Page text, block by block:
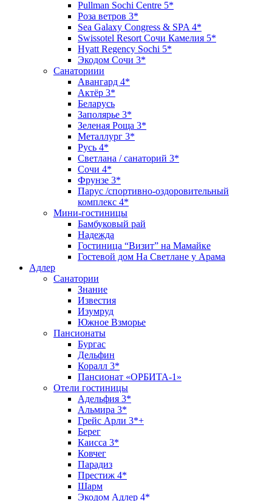
Pullman Sochi Сеntre 5*
Роза ветров 3*
Sea Galaxy Congress & SPA 4*
Swissotel Resort Сочи Камелия 5*
Hyatt Regency Sochi 5*
Экодом Сочи 3*
Санаториии
Авангард 4*
Актёр 3*
Беларусь
Заполярье 3*
Зеленая Роща 3*
Металлург 3*
Русь 4*
Светлана / санаторий 3*
Сочи 4*
Фрунзе 3*
Парус /спортивно-оздоровительный
комплекс 4*
Мини-гостиницы
Бамбуковый рай
Надежда
Гостиница “Визит” на Мамайке
Гостевой дом На Светлане у Арама
Адлер
Санатории
Знание
Известия
Изумруд
Южное Взморье
Пансионаты
Бургас
Дельфин
Коралл 3*
Пансионат «ОРБИТА-1»
Отели гостиницы
Адельфия 3*
Альмира 3*
Грейс Арли 3*+
Берег
Каисса 3*
Ковчег
Парадиз
Престиж 4*
Шарм
Экодом Адлер 4*